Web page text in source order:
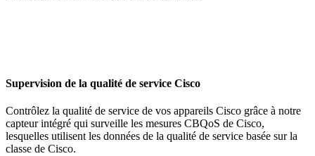
Supervision de la qualité de service Cisco
Contrôlez la qualité de service de vos appareils Cisco grâce à notre
capteur intégré qui surveille les mesures CBQoS de Cisco,
lesquelles utilisent les données de la qualité de service basée sur la
classe de Cisco.